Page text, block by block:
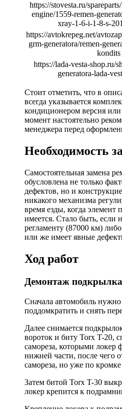
https://stovesta.ru/
engine/1559-remen-
xray-1-6-i-1-8-s-
https://avtokrepeg.net/
grm-generatora/remen-
kondits
https://lada-vesta-shop.ru/
generatora-lada-
Стоит отметить, что в
всегда указывается
кондиционером версия
момент настоятельно
менеджера перед
Необходимость
Самостоятельная замена
обусловлена не только
дефектов, но и
никакого механизма
время езды, когда элемент
имеется. Стало быть, если
регламенту (87000 км)
или же имеет явные
Ход работ
Демонтаж подкрылка
Сначала автомобиль нужно
поддомкратить и снять
Далее снимается
вороток и биту Torx T-20,
самореза, которыми локер
нижней части, после чего
самореза, но уже по
Затем битой Torx T-30
локер крепится к